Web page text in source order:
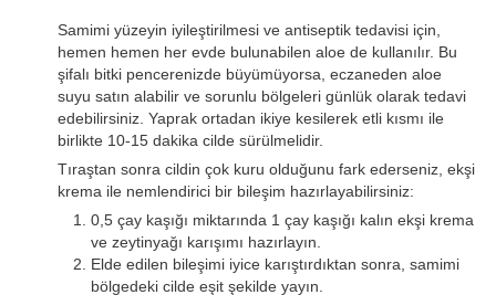
Samimi yüzeyin iyileştirilmesi ve antiseptik tedavisi için,
hemen hemen her evde bulunabilen aloe de kullanılır. Bu
şifalı bitki pencerenizde büyümüyorsa, eczaneden aloe
suyu satın alabilir ve sorunlu bölgeleri günlük olarak tedavi
edebilirsiniz. Yaprak ortadan ikiye kesilerek etli kısmı ile
birlikte 10-15 dakika cilde sürülmelidir.
Tıraştan sonra cildin çok kuru olduğunu fark ederseniz, ekşi
krema ile nemlendirici bir bileşim hazırlayabilirsiniz:
0,5 çay kaşığı miktarında 1 çay kaşığı kalın ekşi krema
ve zeytinyağı karışımı hazırlayın.
Elde edilen bileşimi iyice karıştırdıktan sonra, samimi
bölgedeki cilde eşit şekilde yayın.